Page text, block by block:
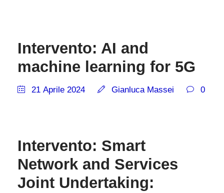
Intervento: AI and
machine learning for 5G
21 Aprile 2024 Gianluca Massei 0
Intervento: Smart
Network and Services
Joint Undertaking: